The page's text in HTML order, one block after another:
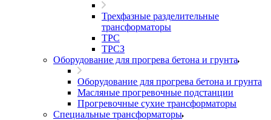
Трехфазные разделительные
трансформаторы
ТРС
ТРСЗ
Оборудование для прогрева бетона и грунта
Оборудование для прогрева бетона и грунта
Масляные прогревочные подстанции
Прогревочные сухие трансформаторы
Специальные трансформаторы